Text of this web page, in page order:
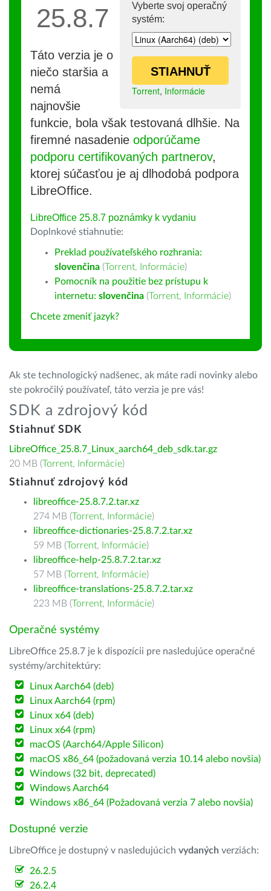
Vyberte svoj operačný
systém:
STIAHNUŤ
Torrent, Informácie
25.8.7
Táto verzia je o
niečo staršia a
nemá
najnovšie
funkcie, bola však testovaná dlhšie. Na
firemné nasadenie odporúčame
podporu certifikovaných partnerov,
ktorej súčasťou je aj dlhodobá podpora
LibreOffice.
LibreOffice 25.8.7 poznámky k vydaniu
Doplnkové stiahnutie:
Preklad používateľského rozhrania:
slovenčina (Torrent, Informácie)
Pomocník na použitie bez prístupu k
internetu: slovenčina (Torrent, Informácie)
Chcete zmeniť jazyk?
Ak ste technologický nadšenec, ak máte radi novinky alebo
ste pokročilý používateľ, táto verzia je pre vás!
SDK a zdrojový kód
Stiahnuť SDK
LibreOffice_25.8.7_Linux_aarch64_deb_sdk.tar.gz
20 MB (Torrent, Informácie)
Stiahnuť zdrojový kód
libreoffice-25.8.7.2.tar.xz
274 MB (Torrent, Informácie)
libreoffice-dictionaries-25.8.7.2.tar.xz
59 MB (Torrent, Informácie)
libreoffice-help-25.8.7.2.tar.xz
57 MB (Torrent, Informácie)
libreoffice-translations-25.8.7.2.tar.xz
223 MB (Torrent, Informácie)
Operačné systémy
LibreOffice 25.8.7 je k dispozícii pre nasledujúce operačné
systémy/architektúry:
Linux Aarch64 (deb)
Linux Aarch64 (rpm)
Linux x64 (deb)
Linux x64 (rpm)
macOS (Aarch64/Apple Silicon)
macOS x86_64 (požadovaná verzia 10.14 alebo novšia)
Windows (32 bit, deprecated)
Windows Aarch64
Windows x86_64 (Požadovaná verzia 7 alebo novšia)
Dostupné verzie
LibreOffice je dostupný v nasledujúcich vydaných verziách:
26.2.5
26.2.4